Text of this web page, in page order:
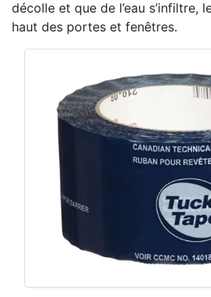
décolle et que de l’eau s’infiltre,
haut des portes et fenêtres.